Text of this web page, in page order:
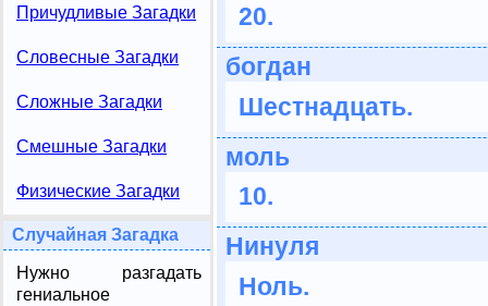
Причудливые Загадки
Словесные Загадки
Сложные Загадки
Смешные Загадки
Физические Загадки
Случайная Загадка
Нужно разгадать
гениальное
20.
богдан
Шестнадцать.
моль
10.
Нинуля
Ноль.